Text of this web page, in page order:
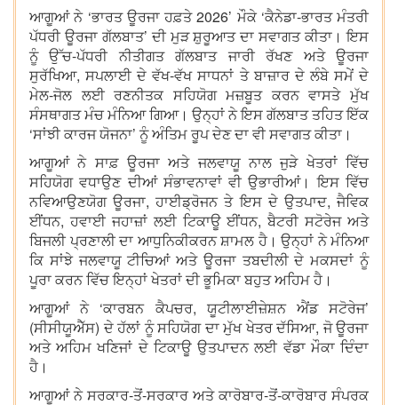
ਆਗੂਆਂ ਨੇ ‘ਭਾਰਤ ਊਰਜਾ ਹਫ਼ਤੇ 2026’ ਮੌਕੇ ‘ਕੈਨੇਡਾ-ਭਾਰਤ ਮੰਤਰੀ
ਪੱਧਰੀ ਊਰਜਾ ਗੱਲਬਾਤ’ ਦੀ ਮੁੜ ਸ਼ੁਰੂਆਤ ਦਾ ਸਵਾਗਤ ਕੀਤਾ। ਇਸ
ਨੂੰ ਉੱਚ-ਪੱਧਰੀ ਨੀਤੀਗਤ ਗੱਲਬਾਤ ਜਾਰੀ ਰੱਖਣ ਅਤੇ ਊਰਜਾ
ਸੁਰੱਖਿਆ, ਸਪਲਾਈ ਦੇ ਵੱਖ-ਵੱਖ ਸਾਧਨਾਂ ਤੇ ਬਾਜ਼ਾਰ ਦੇ ਲੰਬੇ ਸਮੇਂ ਦੇ
ਮੇਲ-ਜੋਲ ਲਈ ਰਣਨੀਤਕ ਸਹਿਯੋਗ ਮਜ਼ਬੂਤ ਕਰਨ ਵਾਸਤੇ ਮੁੱਖ
ਸੰਸਥਾਗਤ ਮੰਚ ਮੰਨਿਆ ਗਿਆ। ਉਨ੍ਹਾਂ ਨੇ ਇਸ ਗੱਲਬਾਤ ਤਹਿਤ ਇੱਕ
‘ਸਾਂਝੀ ਕਾਰਜ ਯੋਜਨਾ’ ਨੂੰ ਅੰਤਿਮ ਰੂਪ ਦੇਣ ਦਾ ਵੀ ਸਵਾਗਤ ਕੀਤਾ।
ਆਗੂਆਂ ਨੇ ਸਾਫ਼ ਊਰਜਾ ਅਤੇ ਜਲਵਾਯੂ ਨਾਲ ਜੁੜੇ ਖੇਤਰਾਂ ਵਿੱਚ
ਸਹਿਯੋਗ ਵਧਾਉਣ ਦੀਆਂ ਸੰਭਾਵਨਾਵਾਂ ਵੀ ਉਭਾਰੀਆਂ। ਇਸ ਵਿੱਚ
ਨਵਿਆਉਣਯੋਗ ਊਰਜਾ, ਹਾਈਡ੍ਰੋਜਨ ਤੇ ਇਸ ਦੇ ਉਤਪਾਦ, ਜੈਵਿਕ
ਈਂਧਨ, ਹਵਾਈ ਜਹਾਜ਼ਾਂ ਲਈ ਟਿਕਾਊ ਈਂਧਨ, ਬੈਟਰੀ ਸਟੋਰੇਜ ਅਤੇ
ਬਿਜਲੀ ਪ੍ਰਣਾਲੀ ਦਾ ਆਧੁਨਿਕੀਕਰਨ ਸ਼ਾਮਲ ਹੈ। ਉਨ੍ਹਾਂ ਨੇ ਮੰਨਿਆ
ਕਿ ਸਾਂਝੇ ਜਲਵਾਯੂ ਟੀਚਿਆਂ ਅਤੇ ਊਰਜਾ ਤਬਦੀਲੀ ਦੇ ਮਕਸਦਾਂ ਨੂੰ
ਪੂਰਾ ਕਰਨ ਵਿੱਚ ਇਨ੍ਹਾਂ ਖੇਤਰਾਂ ਦੀ ਭੂਮਿਕਾ ਬਹੁਤ ਅਹਿਮ ਹੈ।
ਆਗੂਆਂ ਨੇ ‘ਕਾਰਬਨ ਕੈਪਚਰ, ਯੂਟੀਲਾਈਜ਼ੇਸ਼ਨ ਐਂਡ ਸਟੋਰੇਜ’
(ਸੀਸੀਯੂਐੱਸ) ਦੇ ਹੱਲਾਂ ਨੂੰ ਸਹਿਯੋਗ ਦਾ ਮੁੱਖ ਖੇਤਰ ਦੱਸਿਆ, ਜੋ ਊਰਜਾ
ਅਤੇ ਅਹਿਮ ਖਣਿਜਾਂ ਦੇ ਟਿਕਾਊ ਉਤਪਾਦਨ ਲਈ ਵੱਡਾ ਮੌਕਾ ਦਿੰਦਾ
ਹੈ।
ਆਗੂਆਂ ਨੇ ਸਰਕਾਰ-ਤੋਂ-ਸਰਕਾਰ ਅਤੇ ਕਾਰੋਬਾਰ-ਤੋਂ-ਕਾਰੋਬਾਰ ਸੰਪਰਕ